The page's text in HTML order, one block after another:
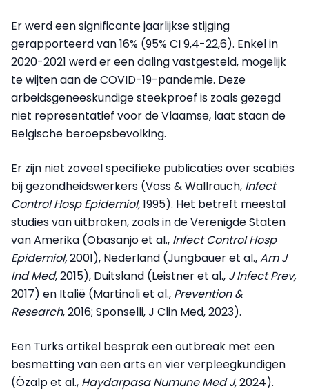
Er werd een significante jaarlijkse stijging
gerapporteerd van 16% (95% CI 9,4-22,6). Enkel in
2020-2021 werd er een daling vastgesteld, mogelijk
te wijten aan de COVID-19-pandemie. Deze
arbeidsgeneeskundige steekproef is zoals gezegd
niet representatief voor de Vlaamse, laat staan de
Belgische beroepsbevolking.
Er zijn niet zoveel specifieke publicaties over scabiës
bij gezondheidswerkers (Voss & Wallrauch, Infect
Control Hosp Epidemiol,1995). Het betreft meestal
studies van uitbraken, zoals in de Verenigde Staten
van Amerika (Obasanjo et al., Infect Control Hosp
Epidemiol,2001), Nederland (Jungbauer et al.,Am J
Ind Med, 2015), Duitsland (Leistner et al., J Infect Prev,
2017) en Italië (Martinoli et al., Prevention &
Research, 2016; Sponselli, J Clin Med, 2023).
Een Turks artikel besprak een outbreak met een
besmetting van een arts en vier verpleegkundigen
(Özalp et al., Haydarpasa Numune Med J,2024).